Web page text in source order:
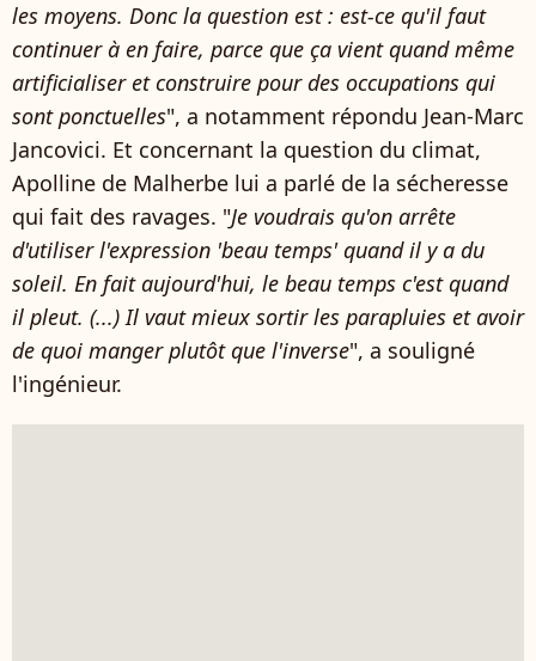
les moyens. Donc la question est : est-ce qu'il faut
continuer à en faire, parce que ça vient quand même
artificialiser et construire pour des occupations qui
sont ponctuelles", a notamment répondu Jean-Marc
Jancovici. Et concernant la question du climat,
Apolline de Malherbe lui a parlé de la sécheresse
qui fait des ravages. "Je voudrais qu'on arrête
d'utiliser l'expression 'beau temps' quand il y a du
soleil. En fait aujourd'hui, le beau temps c'est quand
il pleut. (...) Il vaut mieux sortir les parapluies et avoir
de quoi manger plutôt que l'inverse", a souligné
l'ingénieur.